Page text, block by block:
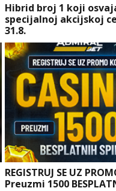
Hibrid broj 1 koji
specijalnoj akcijskoj
31.8.
REGISTRUJ SE UZ
Preuzmi 1500